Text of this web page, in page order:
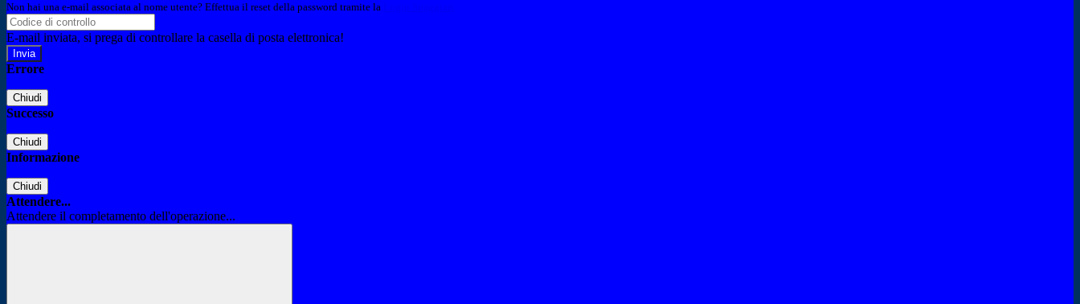
Non hai una e-mail associata al nome utente? Effettua il reset della password tramite la
E-mail inviata, si prega di controllare la casella di posta elettronica!
Errore
Chiudi
Successo
Chiudi
Informazione
Chiudi
Attendere...
Attendere il completamento dell'operazione...